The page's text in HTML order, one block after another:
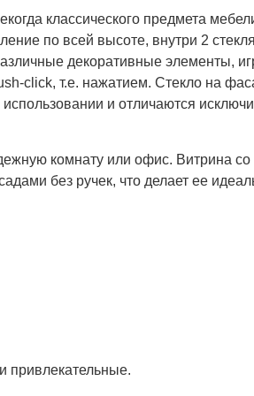
классического предмета
по всей высоте, внутри 2
декоративные элементы,
click, т.е. нажатием. Стекло на
и отличаются
комнату или офис. Витрина со
без ручек, что делает ее
привлекательные.